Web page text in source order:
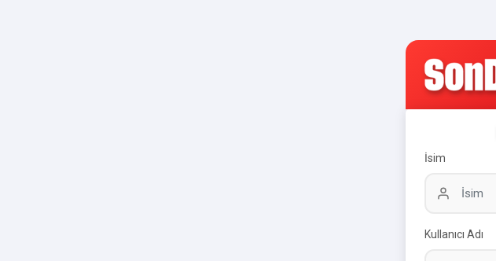
İsim
Kullanıcı Adı